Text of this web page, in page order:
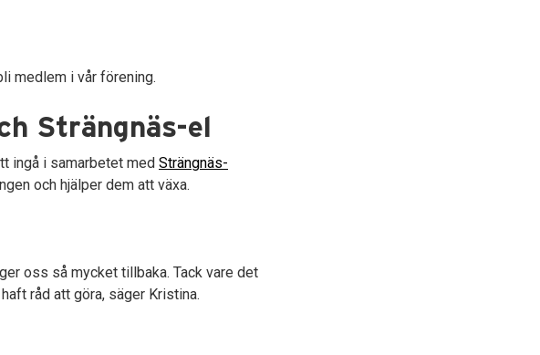
medlem i vår förening.
Strängnäs-el
ingå i samarbetet med Strängnäs-
och hjälper dem att växa.
oss så mycket tillbaka. Tack vare det
råd att göra, säger Kristina.